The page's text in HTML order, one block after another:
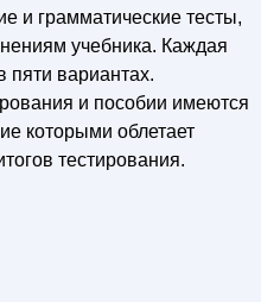
и грамматические тесты,
учебника. Каждая
пяти вариантах.
и пособии имеются
которыми облетает
тестирования.